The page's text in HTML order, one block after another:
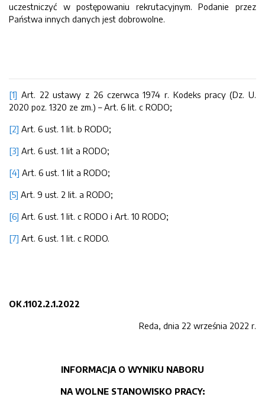
uczestniczyć w postępowaniu rekrutacyjnym. Podanie przez
Państwa innych danych jest dobrowolne.
[1] Art. 22 ustawy z 26 czerwca 1974 r. Kodeks pracy (Dz. U.
2020 poz. 1320 ze zm.) – Art. 6 lit. c RODO;
[2] Art. 6 ust. 1 lit. b RODO;
[3] Art. 6 ust. 1 lit a RODO;
[4] Art. 6 ust. 1 lit a RODO;
[5] Art. 9 ust. 2 lit. a RODO;
[6] Art. 6 ust. 1 lit. c RODO i Art. 10 RODO;
[7] Art. 6 ust. 1 lit. c RODO.
OK.1102.2.1.2022
Reda, dnia 22 września 2022 r.
INFORMACJA O WYNIKU NABORU
NA WOLNE STANOWISKO PRACY: